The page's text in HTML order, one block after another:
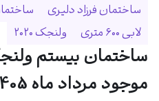
ساختمان فرزاد دلیری
لابی ۶۰۰ متری
ولنجک ۲۰۲۰
ساختمان بیستم
موجود مرداد ماه 1405